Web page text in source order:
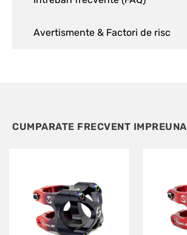
Avertismente & Factori de risc
CUMPARATE FRECVENT IMPREUNA